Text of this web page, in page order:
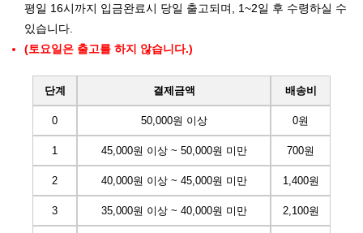
평일 16시까지 입금완료시 당일 출고되며, 1~2일 후 수령하실 수
있습니다.
(토요일은 출고를 하지 않습니다.)
단계 결제금액 배송비
0 50,000원 이상 0원
1 45,000원 이상 ~ 50,000원 미만 700원
2 40,000원 이상 ~ 45,000원 미만 1,400원
3 35,000원 이상 ~ 40,000원 미만 2,100원